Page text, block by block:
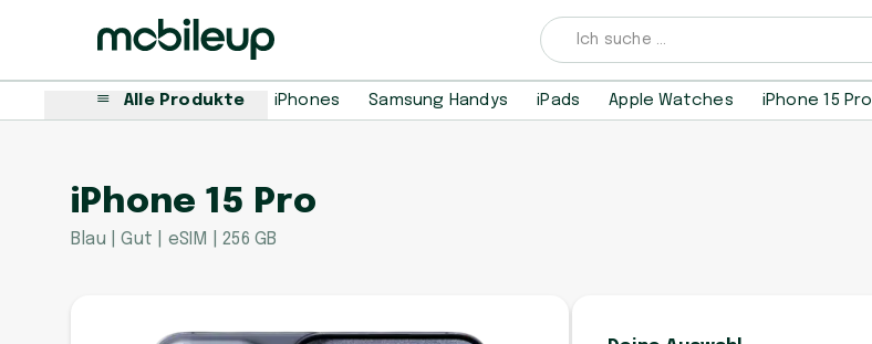
Alle Produkte iPhones Samsung Handys iPads Apple Watches iPhone 15 Pro
iPhone 15 Pro
Blau | Gut | eSIM | 256 GB